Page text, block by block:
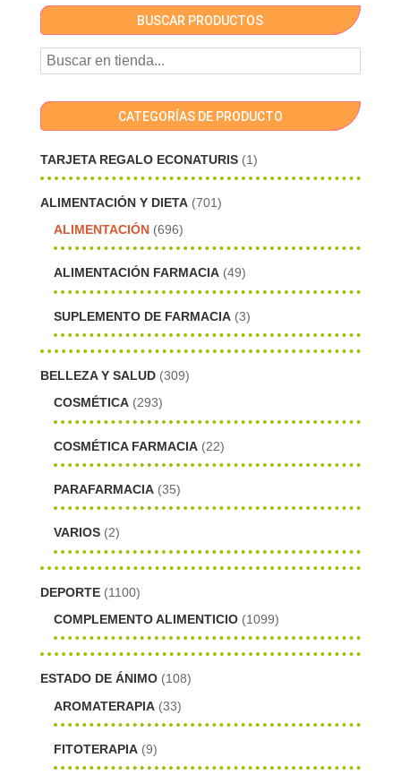
BUSCAR PRODUCTOS
CATEGORÍAS DE PRODUCTO
TARJETA REGALO ECONATURIS (1)
ALIMENTACIÓN Y DIETA (701)
ALIMENTACIÓN (696)
ALIMENTACIÓN FARMACIA (49)
SUPLEMENTO DE FARMACIA (3)
BELLEZA Y SALUD (309)
COSMÉTICA (293)
COSMÉTICA FARMACIA (22)
PARAFARMACIA (35)
VARIOS (2)
DEPORTE (1100)
COMPLEMENTO ALIMENTICIO (1099)
ESTADO DE ÁNIMO (108)
AROMATERAPIA (33)
FITOTERAPIA (9)